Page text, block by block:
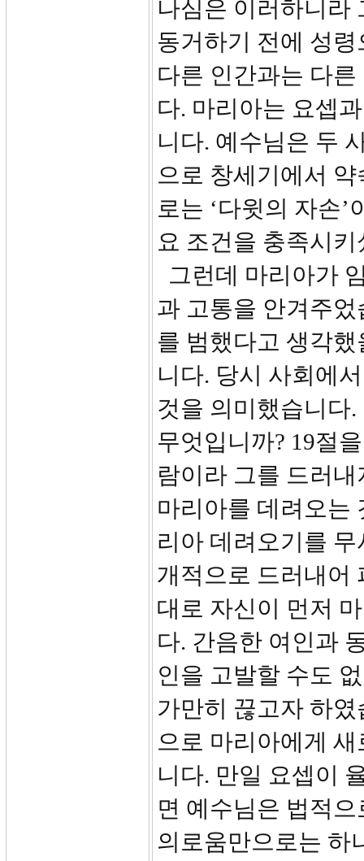
나심은 이러하니라
동거하기 전에 성
다른 인간과는 다
다. 마리아는 요셉
니다. 예수님은 두
으로 창세기에서 약
로는 ‘다윗의 자손
요 조건을 충족시
그런데 마리아가
과 고통을 안겨주
를 범했다고 생각
니다. 당시 사회에
것을 의미했습니다
무엇입니까? 19절
람이라 그를 드러
마리아를 데려오는
리아 데려오기를
개적으로 드러내어
대로 자신이 먼저
다. 간음한 여인과
인을 고발할 수도
가만히 끊고자 하
으로 마리아에게
니다. 만일 요셉이
면 예수님은 법적
의로움만으로는 하